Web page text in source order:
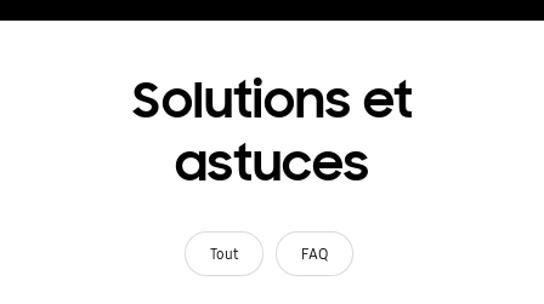
Solutions et
astuces
Tout FAQ